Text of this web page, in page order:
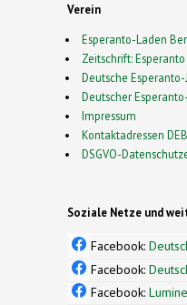
Verein
Esperanto-Laden
Zeitschrift:
Deutsche Esperanto-
Deutscher
Impressum
Kontaktadressen
DSGVO-
Soziale Netze und
Facebook:
Facebook:
Facebook: